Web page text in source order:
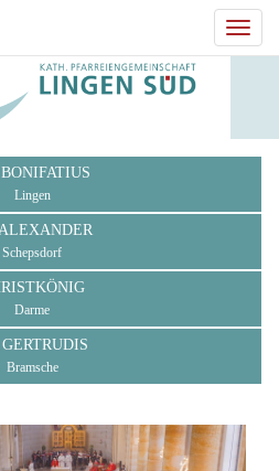
Lingen
Schepsdorf
Darme
GERTRUDIS
Bramsche